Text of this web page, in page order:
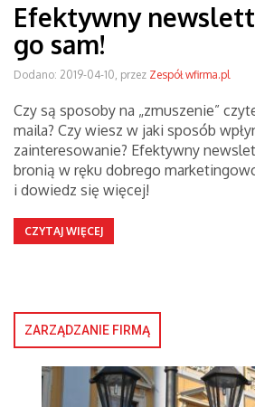
Efektywny
go sam!
Dodano: 2019-04-10, przez Zespół wfirma.pl
Czy są sposoby na „zmuszenie”
maila? Czy wiesz w jaki sposób
zainteresowanie? Efektywny
bronią w ręku dobrego
i dowiedz się więcej!
CZYTAJ WIĘCEJ
ZARZĄDZANIE FIRMĄ